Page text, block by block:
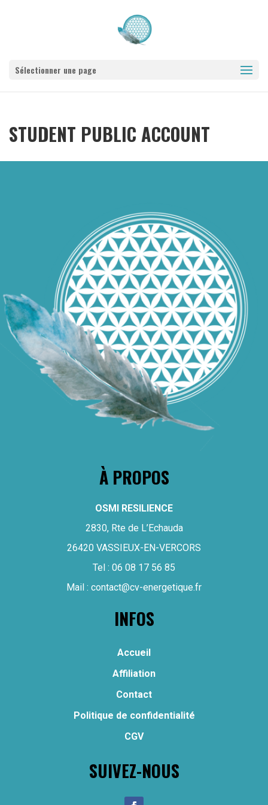
Sélectionner une page
STUDENT PUBLIC ACCOUNT
À PROPOS
OSMI RESILIENCE
2830, Rte de L’Echauda
26420 VASSIEUX-EN-VERCORS
Tel : 06 08 17 56 85
Mail : contact@cv-energetique.fr
INFOS
Accueil
Affiliation
Contact
Politique de confidentialité
CGV
SUIVEZ-NOUS